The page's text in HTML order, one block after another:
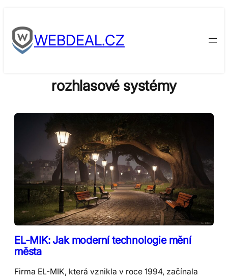
to
contentWEBDEAL.CZ
rozhlasové systémy
EL-MIK: Jak moderní technologie mění
města
Firma EL-MIK, která vznikla v roce 1994, začínala